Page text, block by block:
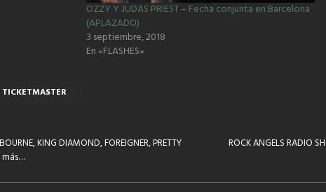
OZZY Y JUDAS PRIEST – Fecha conjunta en Barcelona
(APLAZADO)
3 septiembre, 2018
En «FLASHES»
TICKETMASTER
KING DIAMOND, FOREIGNER, PRETTY
más…
ROCK ANGELS RADIO